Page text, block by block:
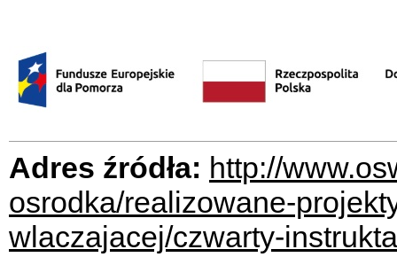
Adres źródła: http://
osrodka/realizowane-
wlaczajacej/czwarty-